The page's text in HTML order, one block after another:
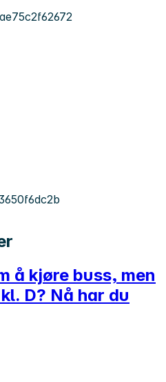
å kjøre buss, men
D? Nå har du